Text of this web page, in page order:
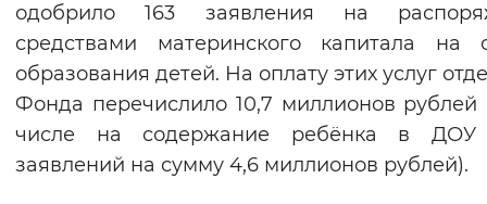
Монохромный Инверсивный
Синий фон
Изображения
Включены Выключены
одобрило 163 заявления на
средствами материнского капитала на
образования детей. На оплату этих услуг
Фонда перечислило 10,7 миллионов рублей
числе на содержание ребёнка в
заявлений на сумму 4,6 миллионов рублей).